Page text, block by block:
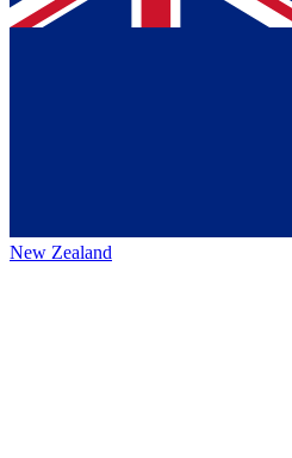
New Zealand